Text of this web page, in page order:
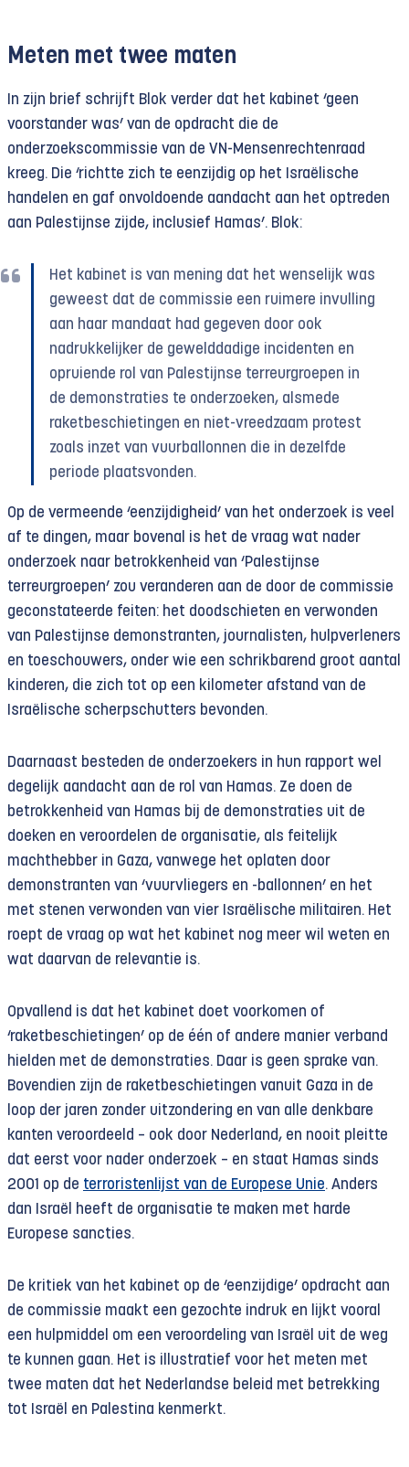
Meten met twee maten
In zijn brief schrijft Blok verder dat het kabinet ‘geen
voorstander was’ van de opdracht die de
onderzoekscommissie van de VN-Mensenrechtenraad
kreeg. Die ‘richtte zich te eenzijdig op het Israëlische
handelen en gaf onvoldoende aandacht aan het optreden
aan Palestijnse zijde, inclusief Hamas’. Blok:
Het kabinet is van mening dat het wenselijk was
geweest dat de commissie een ruimere invulling
aan haar mandaat had gegeven door ook
nadrukkelijker de gewelddadige incidenten en
opruiende rol van Palestijnse terreurgroepen in
de demonstraties te onderzoeken, alsmede
raketbeschietingen en niet-vreedzaam protest
zoals inzet van vuurballonnen die in dezelfde
periode plaatsvonden.
Op de vermeende ‘eenzijdigheid’ van het onderzoek is veel
af te dingen, maar bovenal is het de vraag wat nader
onderzoek naar betrokkenheid van ‘Palestijnse
terreurgroepen’ zou veranderen aan de door de commissie
geconstateerde feiten: het doodschieten en verwonden
van Palestijnse demonstranten, journalisten, hulpverleners
en toeschouwers, onder wie een schrikbarend groot aantal
kinderen, die zich tot op een kilometer afstand van de
Israëlische scherpschutters bevonden.
Daarnaast besteden de onderzoekers in hun rapport wel
degelijk aandacht aan de rol van Hamas. Ze doen de
betrokkenheid van Hamas bij de demonstraties uit de
doeken en veroordelen de organisatie, als feitelijk
machthebber in Gaza, vanwege het oplaten door
demonstranten van ‘vuurvliegers en -ballonnen’ en het
met stenen verwonden van vier Israëlische militairen. Het
roept de vraag op wat het kabinet nog meer wil weten en
wat daarvan de relevantie is.
Opvallend is dat het kabinet doet voorkomen of
‘raketbeschietingen’ op de één of andere manier verband
hielden met de demonstraties. Daar is geen sprake van.
Bovendien zijn de raketbeschietingen vanuit Gaza in de
loop der jaren zonder uitzondering en van alle denkbare
kanten veroordeeld – ook door Nederland, en nooit pleitte
dat eerst voor nader onderzoek – en staat Hamas sinds
2001 op de terroristenlijst van de Europese Unie. Anders
dan Israël heeft de organisatie te maken met harde
Europese sancties.
De kritiek van het kabinet op de ‘eenzijdige’ opdracht aan
de commissie maakt een gezochte indruk en lijkt vooral
een hulpmiddel om een veroordeling van Israël uit de weg
te kunnen gaan. Het is illustratief voor het meten met
twee maten dat het Nederlandse beleid met betrekking
tot Israël en Palestina kenmerkt.